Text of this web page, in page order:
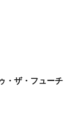
・ザ・フューチ